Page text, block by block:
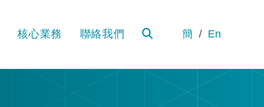
核心業務 聯絡我們 TOGGLE
WEBSITE
簡 En